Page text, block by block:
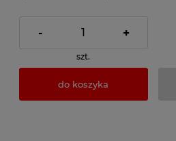
- +
szt.
do koszyka